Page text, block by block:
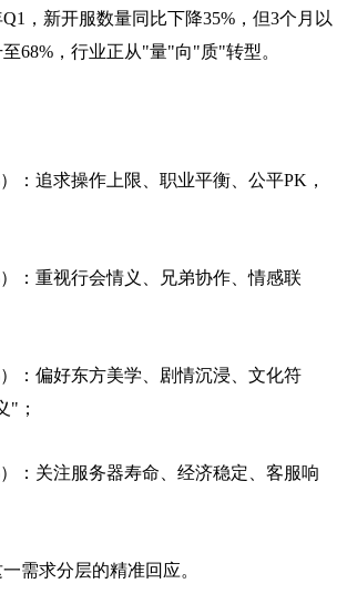
，新开服数量同比下降35%，但3个月以
至68%，行业正从"量"向"质"转型。
）：追求操作上限、职业平衡、公平PK，
）：重视行会情义、兄弟协作、情感联
）：偏好东方美学、剧情沉浸、文化符
"；
）：关注服务器寿命、经济稳定、客服响
需求分层的精准回应。